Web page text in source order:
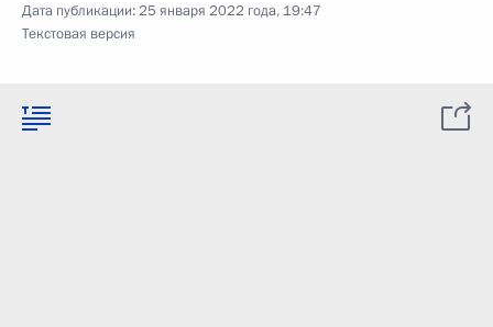
Дата публикации:25 января 2022 года, 19:47
Текстовая версия